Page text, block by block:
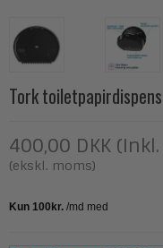
Tork
400,00 DKK
(ekskl. moms)